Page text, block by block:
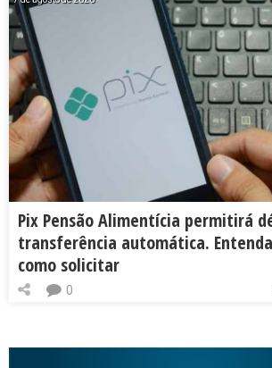
Pix Pensão Alimentícia permitirá
transferência automática.
como solicitar
0